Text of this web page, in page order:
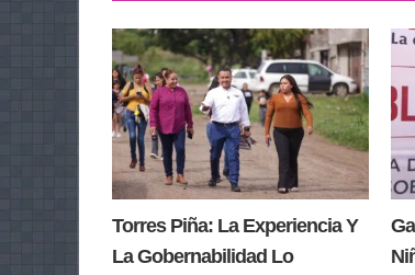
Torres Piña: La Experiencia Y
La Gobernabilidad Lo